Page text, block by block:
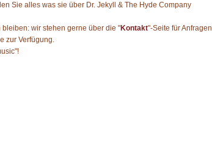
Sie alles was sie über Dr. Jekyll & The Hyde Company
wir stehen gerne über die "Kontakt"-Seite für Anfragen
zur Verfügung.